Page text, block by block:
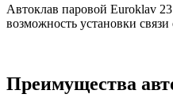
Автоклав паровой Euroklav
возможность установки
Преимущества